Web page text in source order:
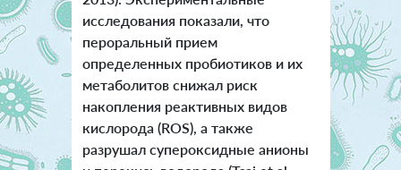
исследования показали, что
пероральный прием
определенных пробиотиков и их
метаболитов снижал риск
накопления реактивных видов
кислорода (ROS), а также
разрушал супероксидные анионы